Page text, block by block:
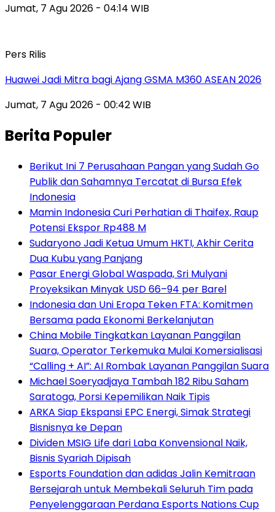
Jumat, 7 Agu 2026 - 04:14 WIB
Pers Rilis
Huawei Jadi Mitra bagi Ajang GSMA M360 ASEAN 2026
Jumat, 7 Agu 2026 - 00:42 WIB
Berita Populer
Berikut Ini 7 Perusahaan Pangan yang Sudah Go
Publik dan Sahamnya Tercatat di Bursa Efek
Indonesia
Mamin Indonesia Curi Perhatian di Thaifex, Raup
Potensi Ekspor Rp488 M
Sudaryono Jadi Ketua Umum HKTI, Akhir Cerita
Dua Kubu yang Panjang
Pasar Energi Global Waspada, Sri Mulyani
Proyeksikan Minyak USD 66–94 per Barel
Indonesia dan Uni Eropa Teken FTA: Komitmen
Bersama pada Ekonomi Berkelanjutan
China Mobile Tingkatkan Layanan Panggilan
Suara, Operator Terkemuka Mulai Komersialisasi
“Calling + AI”: AI Rombak Layanan Panggilan Suara
Michael Soeryadjaya Tambah 182 Ribu Saham
Saratoga, Porsi Kepemilikan Naik Tipis
ARKA Siap Ekspansi EPC Energi, Simak Strategi
Bisnisnya ke Depan
Dividen MSIG Life dari Laba Konvensional Naik,
Bisnis Syariah Dipisah
Esports Foundation dan adidas Jalin Kemitraan
Bersejarah untuk Membekali Seluruh Tim pada
Penyelenggaraan Perdana Esports Nations Cup